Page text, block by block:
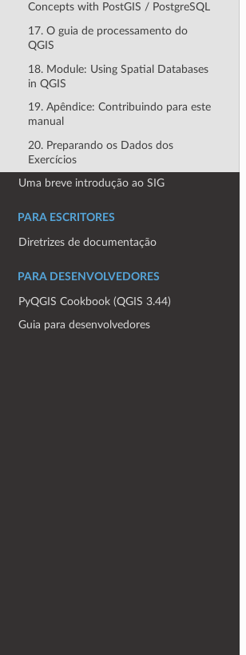
Concepts with PostGIS / PostgreSQL
17. O guia de processamento do
QGIS
18. Module: Using Spatial Databases
in QGIS
19. Apêndice: Contribuindo para este
manual
20. Preparando os Dados dos
Exercícios
Uma breve introdução ao SIG
PARA ESCRITORES
Diretrizes de documentação
PARA DESENVOLVEDORES
PyQGIS Cookbook (QGIS 3.44)
Guia para desenvolvedores